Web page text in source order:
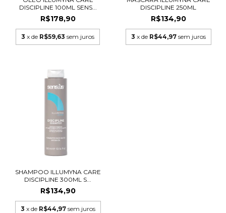
DISCIPLINE 100ML SENS...
R$178,90
3 x de R$59,63 sem juros
DISCIPLINE 250ML
R$134,90
3 x de R$44,97 sem juros
SHAMPOO ILLUMYNA CARE
DISCIPLINE 300ML S...
R$134,90
3 x de R$44,97 sem juros